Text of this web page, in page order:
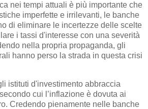
nei tempi attuali è più importante che
imperfette e irrilevanti, le banche
di eliminare le incertezze delle scelte
i tassi d'interesse con una severità
nella propria propaganda, gli
hanno perso la strada in questa crisi
istituti d'investimento abbraccia
cui l’inflazione è dovuta ai
Credendo pienamente nelle banche